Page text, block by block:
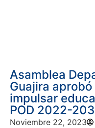
Asamblea
Guajira
impulsar
POD 2022-
Noviembre 22, 2023